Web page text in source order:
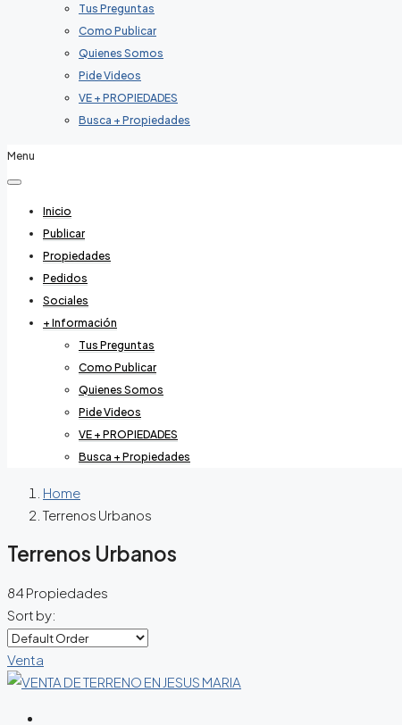
Tus Preguntas
Como Publicar
Quienes Somos
Pide Videos
VE + PROPIEDADES
Busca + Propiedades
Menu
Inicio
Publicar
Propiedades
Pedidos
Sociales
+ Información
Tus Preguntas
Como Publicar
Quienes Somos
Pide Videos
VE + PROPIEDADES
Busca + Propiedades
Home
Terrenos Urbanos
Terrenos Urbanos
84 Propiedades
Sort by:
Venta